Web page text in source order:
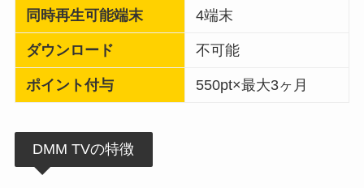
同時再生可能端末 4端末
ダウンロード 不可能
ポイント付与 550pt×最大3ヶ月
DMM TVの特徴